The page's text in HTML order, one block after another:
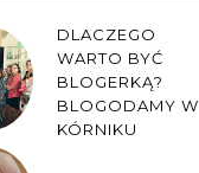
DLACZEGO
WARTO BYĆ
BLOGERKĄ?
BLOGODAMY W
KÓRNIKU